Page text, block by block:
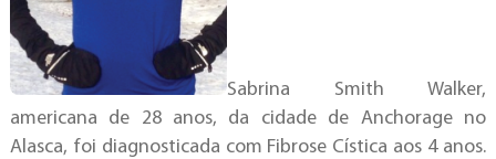
Sabrina Smith Walker,
americana de 28 anos, da cidade de Anchorage no
Alasca, foi diagnosticada com Fibrose Cística aos 4 anos.